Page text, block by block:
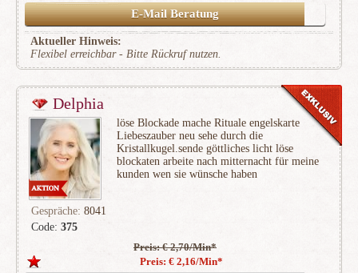
E-Mail Beratung
Aktueller Hinweis:
Flexibel erreichbar - Bitte Rückruf nutzen.
Delphia
Code: 375
löse Blockade mache Rituale engelskarte
Liebeszauber neu sehe durch die
Kristallkugel.sende göttliches licht löse
blockaten arbeite nach mitternacht für meine
kunden wen sie wünsche haben
Gespräche: 8041
Preis: € 2,70/Min*
Preis: € 2,16/Min*